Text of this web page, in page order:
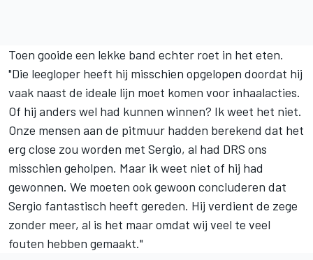
Toen gooide een lekke band echter roet in het eten.
"Die leegloper heeft hij misschien opgelopen doordat hij
vaak naast de ideale lijn moet komen voor inhaalacties.
Of hij anders wel had kunnen winnen? Ik weet het niet.
Onze mensen aan de pitmuur hadden berekend dat het
erg close zou worden met Sergio, al had DRS ons
misschien geholpen. Maar ik weet niet of hij had
gewonnen. We moeten ook gewoon concluderen dat
Sergio fantastisch heeft gereden. Hij verdient de zege
zonder meer, al is het maar omdat wij veel te veel
fouten hebben gemaakt."